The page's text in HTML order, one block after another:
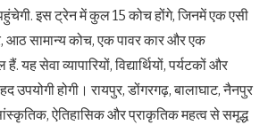
इस ट्रेन में कुल 15 कोच होंगे, जिनमें एक एसी
आठ सामान्य कोच, एक पावर कार और एक
सेवा व्यापारियों, विद्यार्थियों, पर्यटकों और
उपयोगी होगी। रायपुर, डोंगरगढ़, बालाघाट, नैनपुर
ऐतिहासिक और प्राकृतिक महत्व से समृद्ध